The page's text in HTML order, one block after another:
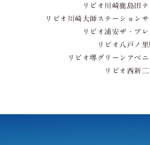
リビオ川崎鹿島田テ
リビオ川崎大師ステーションサ
リビオ浦安ザ・プレ
リビオ八戸ノ
リビオ堺グリーンアベニ
リビオ西新二